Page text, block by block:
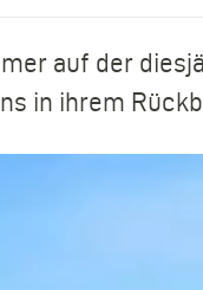
auf der
in ihrem